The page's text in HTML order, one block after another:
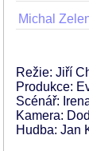
Michal
Režie: Jiří
Produkce:
Scénář:
Kamera:
Hudba: Jan